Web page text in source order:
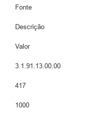
Fonte
Descrição
Valor
3.1.91.13.00.00
417
1000